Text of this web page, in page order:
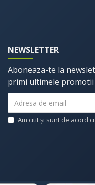
NEWSLETTER
Aboneaza-te la
primi ultimele
Am citit şi sunt de acord